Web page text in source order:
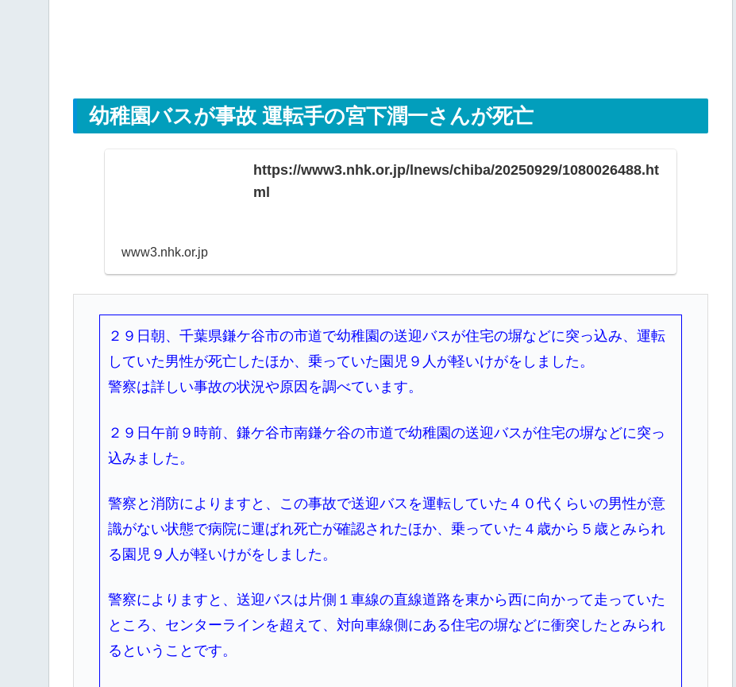
幼稚園バスが事故 運転手の宮下潤一さんが死亡
https://www3.nhk.or.jp/lnews/chiba/20250929/1080026488.ht
ml
www3.nhk.or.jp
２９日朝、千葉県鎌ケ谷市の市道で幼稚園の送迎バスが住宅の塀などに突っ込み、運転
していた男性が死亡したほか、乗っていた園児９人が軽いけがをしました。
警察は詳しい事故の状況や原因を調べています。
２９日午前９時前、鎌ケ谷市南鎌ケ谷の市道で幼稚園の送迎バスが住宅の塀などに突っ
込みました。
警察と消防によりますと、この事故で送迎バスを運転していた４０代くらいの男性が意
識がない状態で病院に運ばれ死亡が確認されたほか、乗っていた４歳から５歳とみられ
る園児９人が軽いけがをしました。
警察によりますと、送迎バスは片側１車線の直線道路を東から西に向かって走っていた
ところ、センターラインを超えて、対向車線側にある住宅の塀などに衝突したとみられ
るということです。